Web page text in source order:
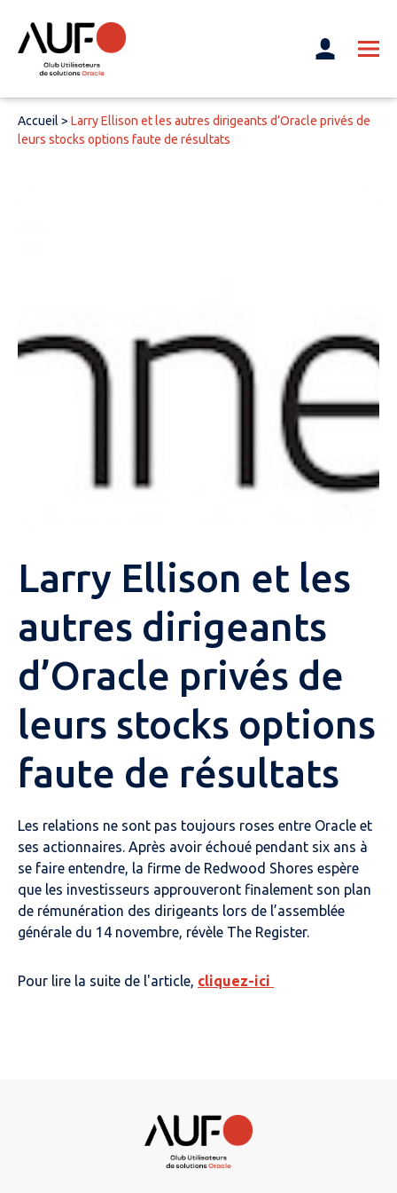
Accueil > Larry Ellison et les autres dirigeants d’Oracle privés de
leurs stocks options faute de résultats
Larry Ellison et les
autres dirigeants
d’Oracle privés de
leurs stocks options
faute de résultats
Les relations ne sont pas toujours roses entre Oracle et
ses actionnaires. Après avoir échoué pendant six ans à
se faire entendre, la firme de Redwood Shores espère
que les investisseurs approuveront finalement son plan
de rémunération des dirigeants lors de l’assemblée
générale du 14 novembre, révèle The Register.
Pour lire la suite de l'article, cliquez-ici